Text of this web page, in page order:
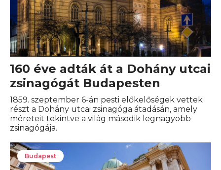
160 éve adták át a Dohány utcai
zsinagógát Budapesten
1859. szeptember 6-án pesti előkelőségek vettek
részt a Dohány utcai zsinagóga átadásán, amely
méreteit tekintve a világ második legnagyobb
zsinagógája.
Budapest